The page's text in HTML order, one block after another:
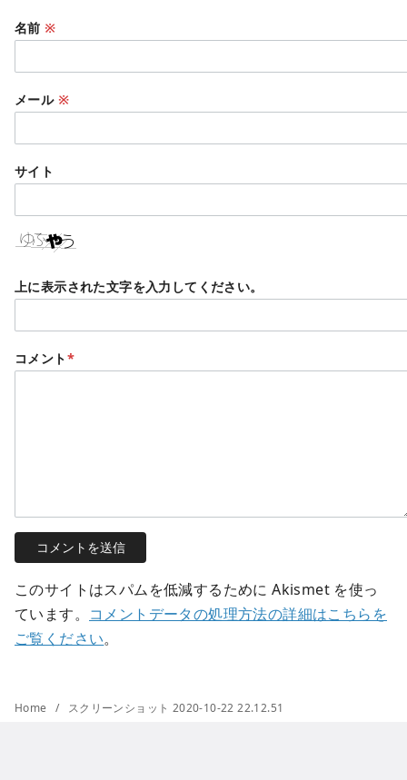
名前※
メール ※
サイト
上に表示された文字を入力してください。
コメント*
このサイトはスパムを低減するために Akismet を使っ
ています。 コメントデータの処理方法の詳細はこちらを
ご覧ください。
Home スクリーンショット 2020-10-22 22.12.51